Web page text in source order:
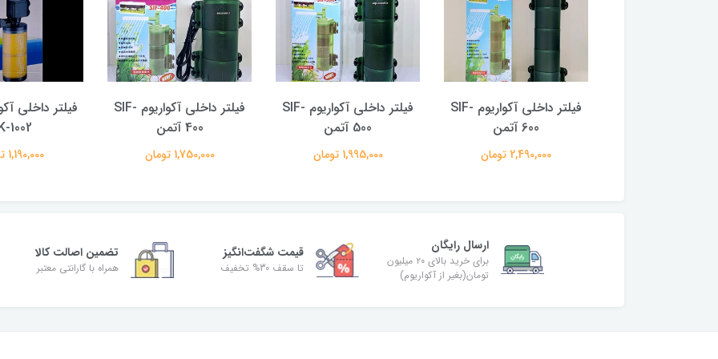
فیلتر داخلی آکواریوم SIF-
600 آتمن
2,490,000 تومان
فیلتر داخلی آکواریوم SIF-
500 آتمن
1,995,000 تومان
فیلتر داخلی آکواریوم SIF-
400 آتمن
1,750,000 تومان
فیلتر داخلی
1002
1,190,000 تومان
ارسال رایگان
برای خرید بالای ۲۰ میلیون
تومان(بغیر از آکواریوم)
قیمت شگفت‌انگیز
تا سقف 30% تخفیف
تضمین اصالت کالا
همراه با گارانتی معتبر